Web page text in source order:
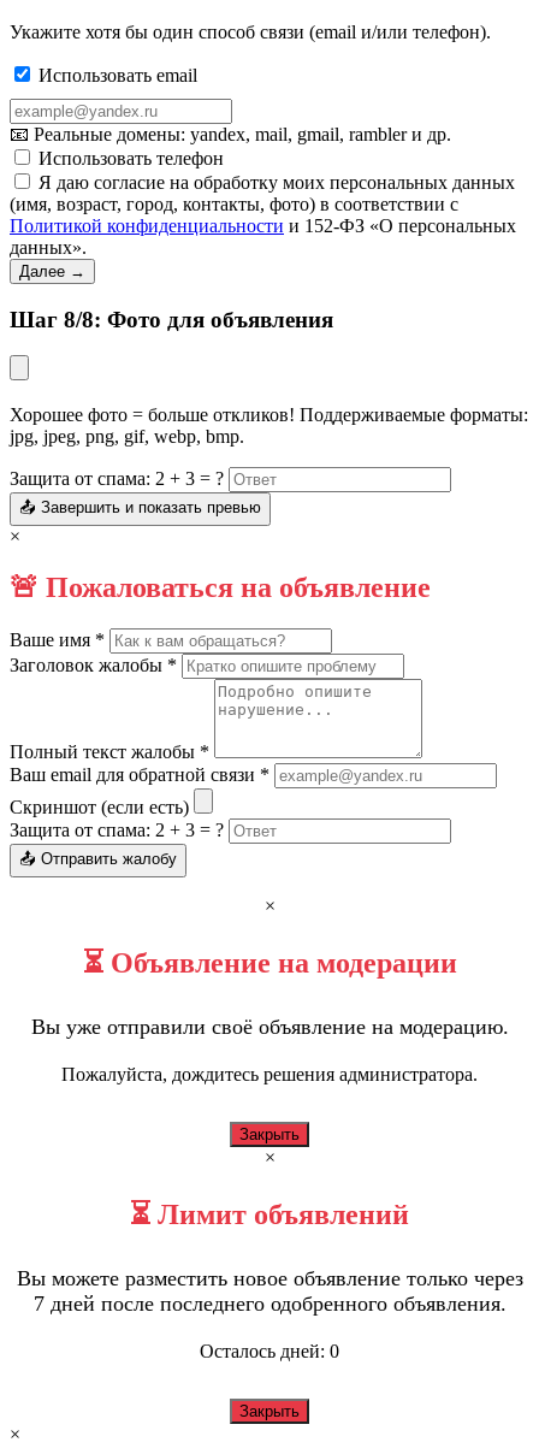
Укажите хотя бы один способ связи (email и/или телефон).
Использовать email
📧 Реальные домены: yandex, mail, gmail, rambler и др.
Использовать телефон
Я даю согласие на обработку моих персональных данных
(имя, возраст, город, контакты, фото) в соответствии с
Политикой конфиденциальности и 152-ФЗ «О персональных
данных».
Далее →
Шаг 8/8: Фото для объявления
Хорошее фото = больше откликов! Поддерживаемые форматы:
jpg, jpeg, png, gif, webp, bmp.
Защита от спама: 2 + 3 = ?
📤 Завершить и показать превью
×
🚨 Пожаловаться на объявление
Ваше имя *
Заголовок жалобы *
Полный текст жалобы *
Ваш email для обратной связи *
Скриншот (если есть)
Защита от спама: 2 + 3 = ?
📤 Отправить жалобу
×
⏳ Объявление на модерации
Вы уже отправили своё объявление на модерацию.
Пожалуйста, дождитесь решения администратора.
Закрыть
×
⏳ Лимит объявлений
Вы можете разместить новое объявление только через
7 дней после последнего одобренного объявления.
Осталось дней: 0
Закрыть
×